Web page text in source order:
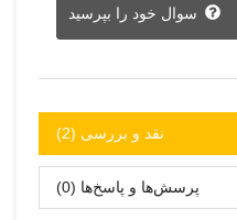
سوال خود را بپرسید
نقد و بررسی‌‌ (2)
پرسش‌ها و پاسخ‌ها (0)